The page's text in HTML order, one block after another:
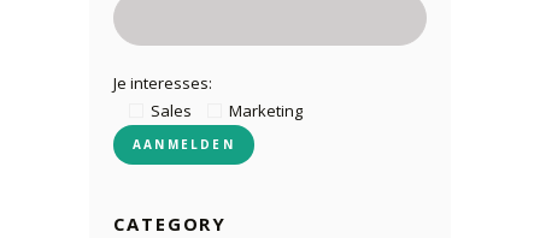
Je interesses:
Sales
Marketing
CATEGORY